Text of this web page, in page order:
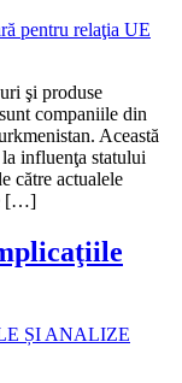
şi produse
companiile din
Această
influenţa statului
către actualele
[…]
ȘI ANALIZE